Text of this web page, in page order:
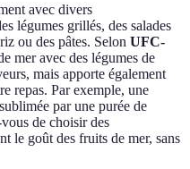
avec divers
légumes grillés, des salades
ou des pâtes. Selon UFC-
mer avec des légumes de
mais apporte également
repas. Par exemple, une
par une purée de
de choisir des
le goût des fruits de mer, sans